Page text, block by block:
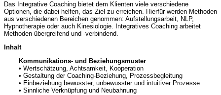
Das Integrative Coaching bietet dem Klienten viele verschiedene
Optionen, die dabei helfen, das Ziel zu erreichen. Hierfür werden Methoden
aus verschiedenen Bereichen genommen: Aufstellungsarbeit, NLP,
Hypnotherapie oder auch Kinesiologie. Integratives Coaching arbeitet
Methoden-übergreifend und -verbindend.
Inhalt
Kommunikations- und Beziehungsmuster
• Wertschätzung, Achtsamkeit, Kooperation
• Gestaltung der Coaching-Beziehung, Prozessbegleitung
• Einbeziehung bewusster, unbewusster und intuitiver Prozesse
• Sinnliche Verknüpfung und Neubahnung